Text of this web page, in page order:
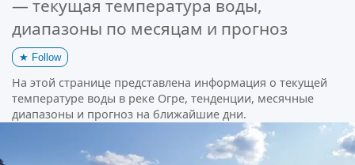
— текущая температура воды,
диапазоны по месяцам и прогноз
★ Follow
На этой странице представлена информация о текущей
температуре воды в реке Огре, тенденции, месячные
диапазоны и прогноз на ближайшие дни.